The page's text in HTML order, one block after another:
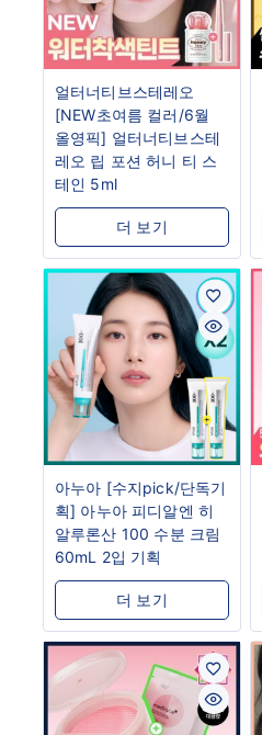
얼터너티브스테레오
[NEW초여름 컬러/6월
올영픽] 얼터너티브스테
레오 립 포션 허니 티 스
테인 5ml
더 보기
아누아 [수지pick/단독기
획] 아누아 피디알엔 히
알루론산 100 수분 크림
60mL 2입 기획
더 보기